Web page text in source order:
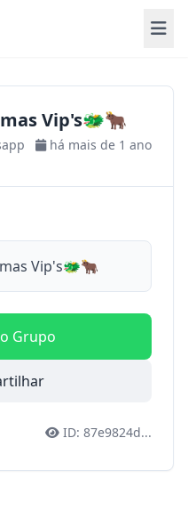
Vip's🐲🐂
há mais de 1 ano
Vip's🐲🐂
Grupo
ID: 87e9824d...